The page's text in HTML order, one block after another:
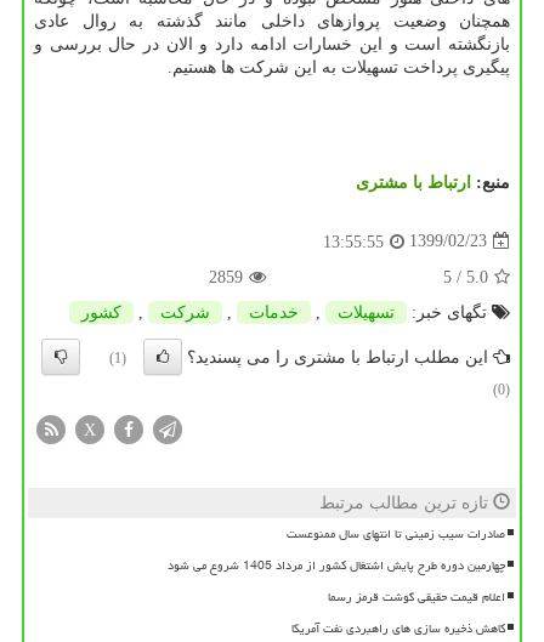
همچنان وضعیت پروازهای داخلی مانند گذشته به روال عادی
بازنگشته است و این خسارات ادامه دارد و الان در حال بررسی و
پیگیری پرداخت تسهیلات به این شرکت ها هستیم.
منبع: ارتباط با مشتری
1399/02/23
13:55:55
5.0
/ 5
2859
تگهای خبر:
تسهیلات , خدمات , شركت , كشور
این مطلب ارتباط با مشتری را می پسندید؟
(1)
(0)
X
تازه ترین مطالب مرتبط
صادرات سیب زمینی تا انتهای سال ممنوعست
چهارمین دوره طرح پایش اشتغال کشور از مرداد 1405 شروع می شود
اعلام قیمت حقیقی گوشت قرمز رسما
کاهش ذخیره سازی های راهبردی نفت آمریکا